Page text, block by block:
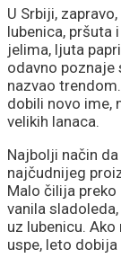
U Srbiji,
lubenica, pršuta
jelima, ljuta
odavno poznaje
nazvao
dobili novo ime,
velikih lanaca.
Najbolji način
najčudnijeg
Malo čilija preko
vanila
uz lubenicu.
uspe, leto dobija